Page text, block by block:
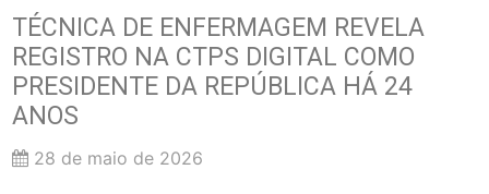
TÉCNICA DE ENFERMAGEM REVELA
REGISTRO NA CTPS DIGITAL COMO
PRESIDENTE DA REPÚBLICA HÁ 24
ANOS
28 de maio de 2026